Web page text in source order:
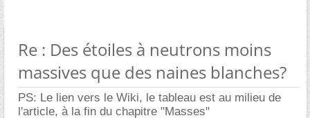
Re : Des étoiles à neutrons moins
massives que des naines blanches?
PS: Le lien vers le Wiki, le tableau est au milieu de
l'article, à la fin du chapitre "Masses"